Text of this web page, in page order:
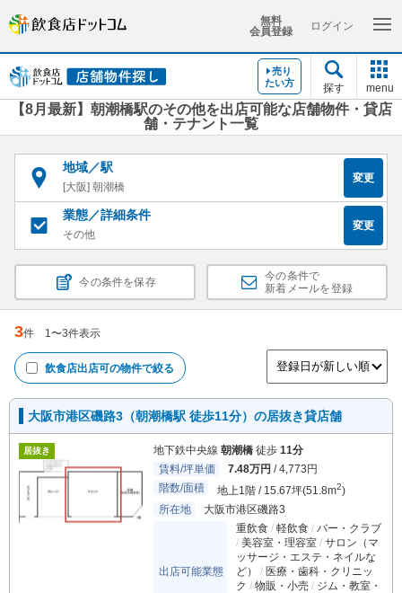
無料
会員登録
ログイン
売り
たい方
探す menu
【8月最新】朝潮橋駅のその他を出店可能な店舗物件・貸店
舗・テナント一覧
地域／駅
[大阪] 朝潮橋
変更
業態／詳細条件
その他
変更
今の条件を保存
今の条件で
新着メールを登録
3件 1〜3件表示
飲食店出店可の物件で絞る
大阪市港区磯路3（朝潮橋駅 徒歩11分）の居抜き貸店舗
居抜き 地下鉄中央線 朝潮橋 徒歩 11分
賃料/坪単価
7.48万円 / 4,773円
階数/面積
地上1階 / 15.67坪(51.8m2)
所在地
大阪市港区磯路3
出店可能業態
重飲食 軽飲食
バー・クラブ
美容室・理容室
サロン（マ
ッサージ・エステ・ネイルな
ど）
医療・歯科・クリニッ
ク
物販・小売
ジム・教室・